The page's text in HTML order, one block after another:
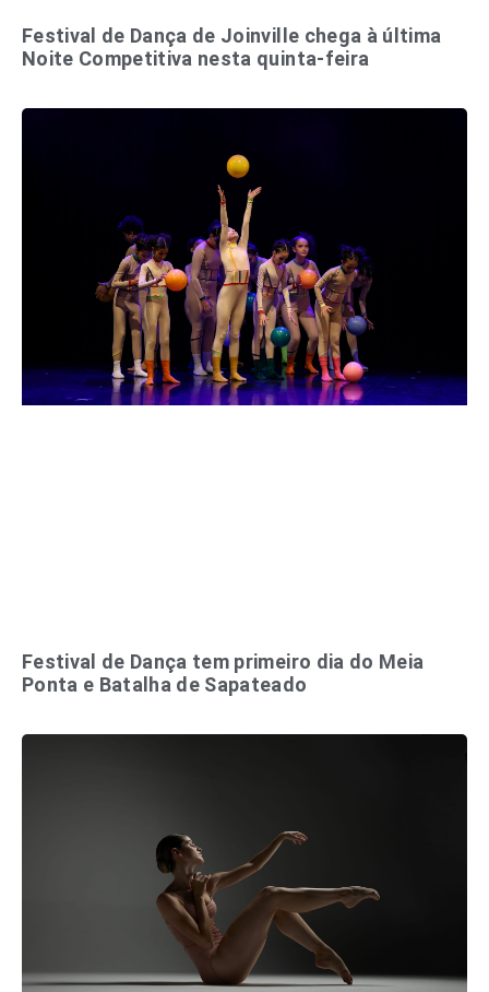
Festival de Dança de Joinville chega à última
Noite Competitiva nesta quinta-feira
Festival de Dança tem primeiro dia do Meia
Ponta e Batalha de Sapateado